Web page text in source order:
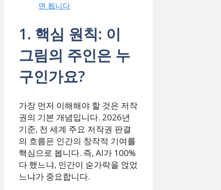
면 됩니다
1. 핵심 원칙: 이
그림의 주인은 누
구인가요?
가장 먼저 이해해야 할 것은 저작
권의 기본 개념입니다. 2026년
기준, 전 세계 주요 저작권 판결
의 흐름은 인간의 창작적 기여를
핵심으로 봅니다. 즉, AI가 100%
다 했느냐, 인간이 숟가락을 얹었
느냐가 중요합니다.